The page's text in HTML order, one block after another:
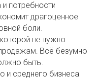
потребности
драгоценное
боли.
не нужно
Всё безумно
быть.
и среднего бизнеса